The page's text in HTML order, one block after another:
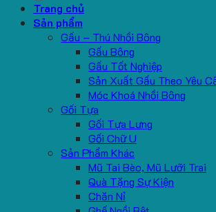
Trang chủ
Sản phẩm
Gấu – Thú Nhồi Bông
Gấu Bông
Gấu Tốt Nghiệp
Sản Xuất Gấu Theo Yêu
Móc Khoá Nhồi Bông
Gối Tựa
Gối Tựa Lưng
Gối Chữ U
Sản Phẩm Khác
Mũ Tai Bèo, Mũ Lưỡi Trai
Quà Tặng Sự Kiện
Chăn Nỉ